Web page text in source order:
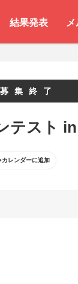
結果発表
募集終了
テスト
レンダーに追加